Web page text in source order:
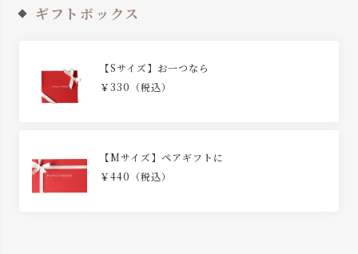
ギフトボックス
【Sサイズ】お一つなら
￥330（税込）
【Mサイズ】ペアギフトに
￥440（税込）